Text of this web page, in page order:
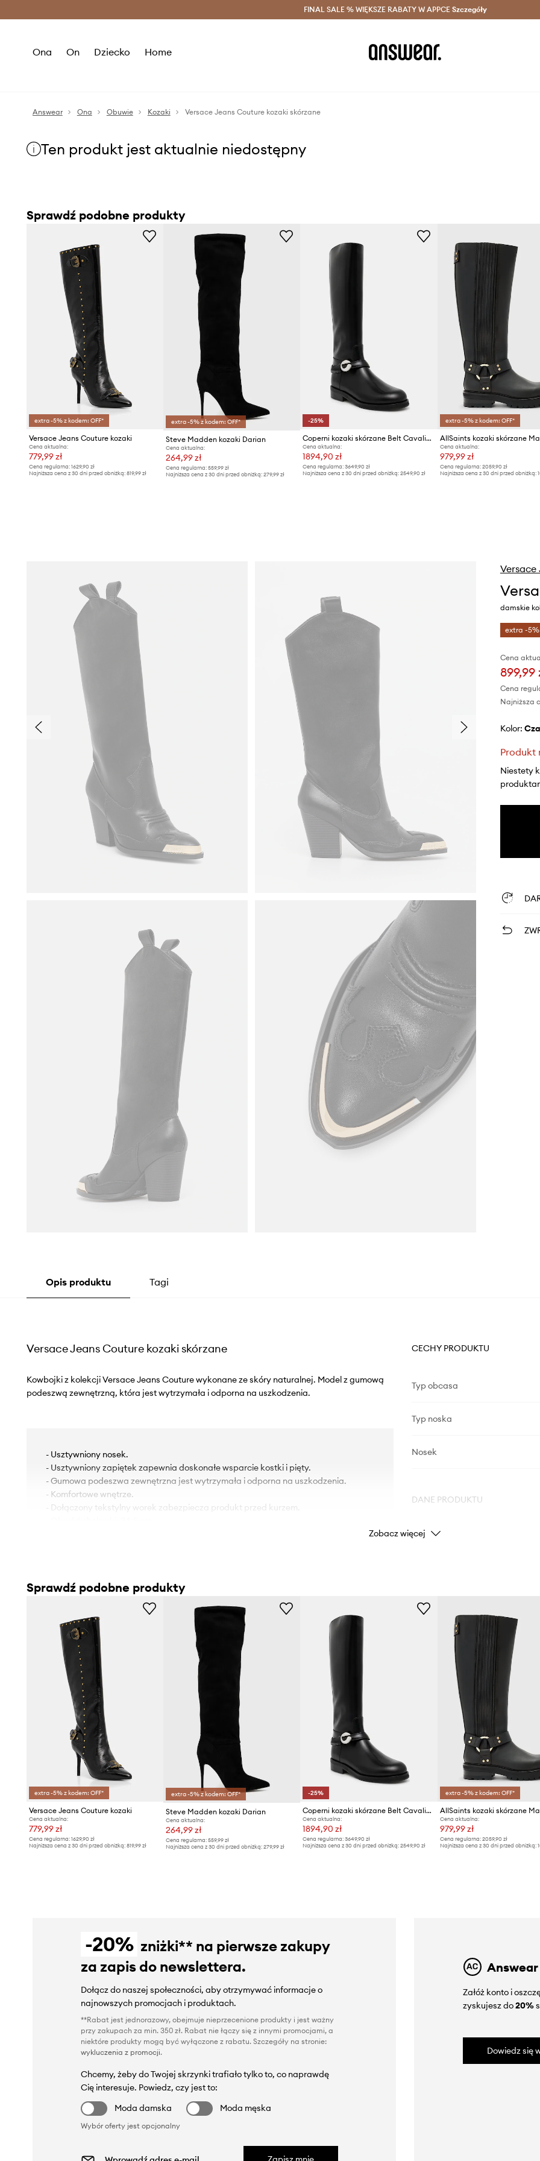
Oszczędzaj z Answear Club > Dostawa nawet w 24h >
FINAL SALE % WIĘKSZE RABATY W APPCE Szczegóły
Ona On Dziecko Home
Answear Ona Obuwie Kozaki Versace Jeans Couture kozaki skórzane
Ten produkt jest aktualnie niedostępny
Sprawdź podobne produkty
extra -5% z kodem: OFF*
Versace Jeans Couture kozaki
Cena aktualna:
779,99 zł
Cena regularna: 1629,90 zł
Najniższa cena z 30 dni przed obniżką: 819,99 zł
extra -5% z kodem: OFF*
Steve Madden kozaki Darian
Cena aktualna:
264,99 zł
Cena regularna:559,99 zł
Najniższa cena z 30 dni przed obniżką:279,99 zł
-25%
Coperni kozaki skórzane Belt Cavalier
Cena aktualna:
1894,90 zł
Cena regularna: 3649,90 zł
Najniższa cena z 30 dni przed obniżką: 2549,90 zł
extra -5% z kodem: OFF*
Cena aktualna:
979,99 zł
Cena regularna: 2059,90 zł
Najniższa cena z 30 dni przed obniżką:
Versace
damskie
extra -5%
Cena
899,99
Cena
Najniższa
Kolor:
Produkt
Niestety
Opis produktu Tagi
Versace Jeans Couture kozaki skórzane
Kowbojki z kolekcji Versace Jeans Couture wykonane ze skóry naturalnej. Model z gumową
podeszwą zewnętrzną, która jest wytrzymała i odporna na uszkodzenia.
- Usztywniony nosek.
- Usztywniony zapiętek zapewnia doskonałe wsparcie kostki i pięty.
- Gumowa podeszwa zewnętrzna jest wytrzymała i odporna na uszkodzenia.
- Komfortowe wnętrze.
- Dołączony tekstylny worek zabezpiecza produkt przed kurzem.
CECHY PRODUKTU
Typ obcasa
Typ noska
Nosek
DANE PRODUKTU
Kod producenta
Marka Versace
ID Produktu
Zobacz więcej
Sprawdź podobne produkty
extra -5% z kodem: OFF*
Versace Jeans Couture kozaki
Cena aktualna:
779,99 zł
Cena regularna: 1629,90 zł
Najniższa cena z 30 dni przed obniżką: 819,99 zł
extra -5% z kodem: OFF*
Steve Madden kozaki Darian
Cena aktualna:
264,99 zł
Cena regularna:559,99 zł
Najniższa cena z 30 dni przed obniżką:279,99 zł
-25%
Coperni kozaki skórzane Belt Cavalier
Cena aktualna:
1894,90 zł
Cena regularna: 3649,90 zł
Najniższa cena z 30 dni przed obniżką: 2549,90 zł
extra -5% z kodem: OFF*
Cena aktualna:
979,99 zł
Cena regularna: 2059,90 zł
Najniższa cena z 30 dni przed obniżką:
-20% zniżki** na pierwsze zakupy
za zapis do newslettera.
Dołącz do naszej społeczności, aby otrzymywać informacje o
najnowszych promocjach i produktach.
**Rabat jest jednorazowy, obejmuje nieprzecenione produkty i jest ważny
przy zakupach za min. 350 zł. Rabat nie łączy się z innymi promocjami, a
niektóre produkty mogą być wyłączone z rabatu. Szczegóły na stronie:
wykluczenia z promocji.
Chcemy, żeby do Twojej skrzynki trafiało tylko to, co naprawdę
Cię interesuje. Powiedz, czy jest to:
Moda damska
Moda męska
Wybór oferty jest opcjonalny
Załóż konto i
zyskujesz do20%
Dowiedz się